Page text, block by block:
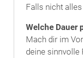
Falls nicht
Welche Dauer
Mach dir im
deine sinnvolle